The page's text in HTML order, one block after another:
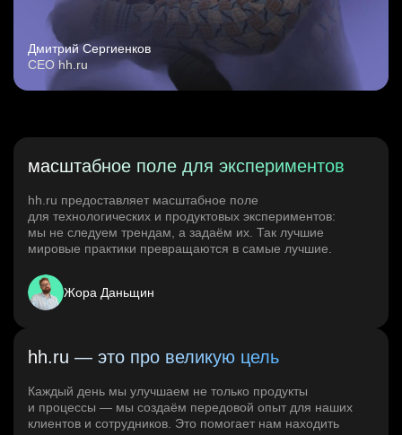
Дмитрий Сергиенков
CEO hh.ru
масштабное поле для экспериментов
hh.ru предоставляет масштабное поле
для технологических и продуктовых экспериментов:
мы не следуем трендам, а задаём их. Так лучшие
мировые практики превращаются в самые лучшие.
Жора Даньщин
hh.ru — это про великую цель
Каждый день мы улучшаем не только продукты
и процессы — мы создаём передовой опыт для наших
клиентов и сотрудников. Это помогает нам находить